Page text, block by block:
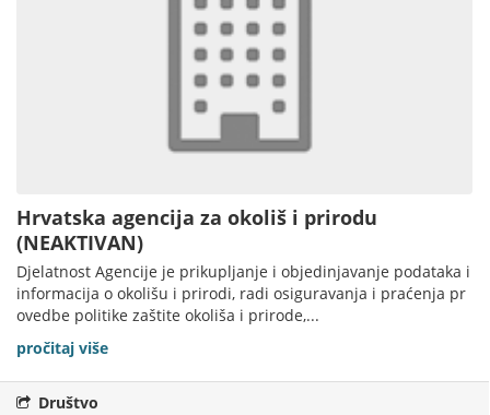
Hrvatska agencija za okoliš i prirodu
(NEAKTIVAN)
Djelatnost Agencije je prikupljanje i objedinjavanje podataka i
informacija o okolišu i prirodi, radi osiguravanja i praćenja pr
ovedbe politike zaštite okoliša i prirode,...
pročitaj više
Društvo